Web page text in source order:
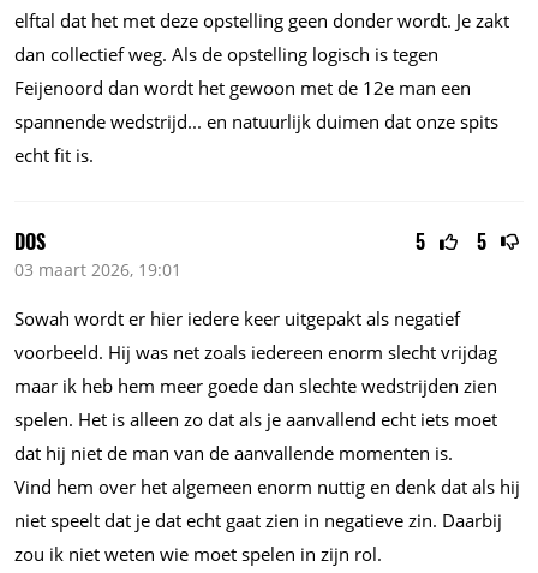
elftal dat het met deze opstelling geen donder wordt. Je zakt
dan collectief weg. Als de opstelling logisch is tegen
Feijenoord dan wordt het gewoon met de 12e man een
spannende wedstrijd... en natuurlijk duimen dat onze spits
echt fit is.
5 5
DOS
03 maart 2026, 19:01
Sowah wordt er hier iedere keer uitgepakt als negatief
voorbeeld. Hij was net zoals iedereen enorm slecht vrijdag
maar ik heb hem meer goede dan slechte wedstrijden zien
spelen. Het is alleen zo dat als je aanvallend echt iets moet
dat hij niet de man van de aanvallende momenten is.
Vind hem over het algemeen enorm nuttig en denk dat als hij
niet speelt dat je dat echt gaat zien in negatieve zin. Daarbij
zou ik niet weten wie moet spelen in zijn rol.